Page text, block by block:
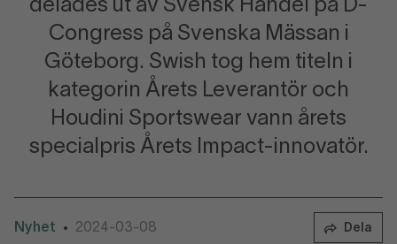
delades ut av Svensk Handel på D-
Congress på Svenska Mässan i
Göteborg. Swish tog hem titeln i
kategorin Årets Leverantör och
Houdini Sportswear vann årets
specialpris Årets Impact-innovatör.
Nyhet • 2024-03-08 Dela